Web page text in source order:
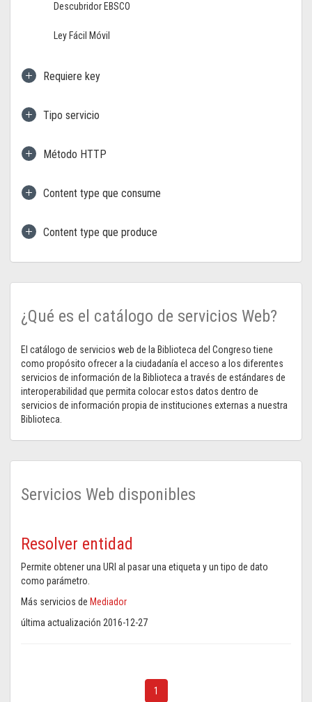
Descubridor EBSCO
Ley Fácil Móvil
Requiere key
Tipo servicio
Método HTTP
Content type que consume
Content type que produce
¿Qué es el catálogo de servicios Web?
El catálogo de servicios web de la Biblioteca del Congreso tiene
como propósito ofrecer a la ciudadanía el acceso a los diferentes
servicios de información de la Biblioteca a través de estándares de
interoperabilidad que permita colocar estos datos dentro de
servicios de información propia de instituciones externas a nuestra
Biblioteca.
Servicios Web disponibles
Resolver entidad
Permite obtener una URI al pasar una etiqueta y un tipo de dato
como parámetro.
Más servicios de Mediador
última actualización 2016-12-27
1